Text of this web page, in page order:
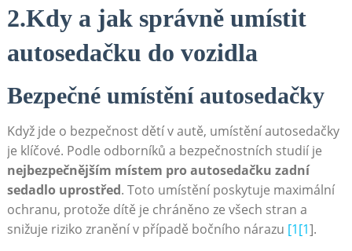
2.Kdy a jak správně umístit
autosedačku do vozidla
Bezpečné umístění autosedačky
Když jde o bezpečnost dětí v autě, umístění autosedačky
je klíčové. Podle odborníků a bezpečnostních studií je
nejbezpečnějším místem pro autosedačku zadní
sedadlo uprostřed. Toto umístění poskytuje maximální
ochranu, protože dítě je chráněno ze všech stran a
snižuje riziko zranění v případě bočního nárazu [1[1].